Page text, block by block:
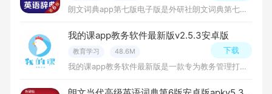
朗文词典app第七版电子版是外研社朗文词典第七版电子版词典客户端，为全球用户提供中英互译、英英互译、词语解析等功能，词量收录大、新词众多，更新速度快，深受广大读者喜爱！朗文词典app第七版电子版介绍：朗文辞
我的课app教务软件最新版v2.5.3安卓版
教育学习 48.6M
我的课app教务软件最新版是一款专为教务管理打造的软件，旨在为用户提供全面、便捷、高效的教务管理服务，软件还支持多用户权限管理功能，不同用户只能访问自己权限范围内的数据，保证了数据的安全性。
下载